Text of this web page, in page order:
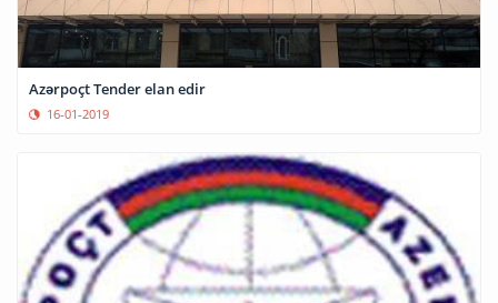
Azərpoçt Tender elan edir
16-01-2019